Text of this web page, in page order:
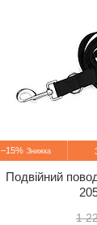
–15%
Подвійний
1